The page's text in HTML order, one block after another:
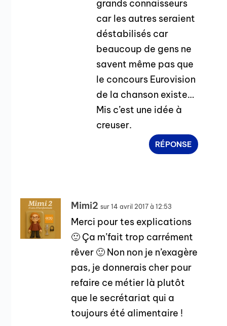
grands connaisseurs
car les autres seraient
déstabilisés car
beaucoup de gens ne
savent même pas que
le concours Eurovision
de la chanson existe…
Mis c’est une idée à
creuser.
RÉPONSE
Mimi2 sur 14 avril 2017 à 12:53
Merci pour tes explications
🙂 Ça m’fait trop carrément
rêver 🙂 Non non je n’exagère
pas, je donnerais cher pour
refaire ce métier là plutôt
que le secrétariat qui a
toujours été alimentaire !